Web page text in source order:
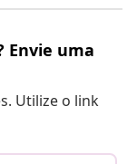
Envie uma
Utilize o link